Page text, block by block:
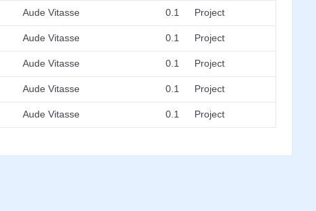
Aude Vitasse 0.1 Project
Aude Vitasse 0.1 Project
Aude Vitasse 0.1 Project
Aude Vitasse 0.1 Project
Aude Vitasse 0.1 Project